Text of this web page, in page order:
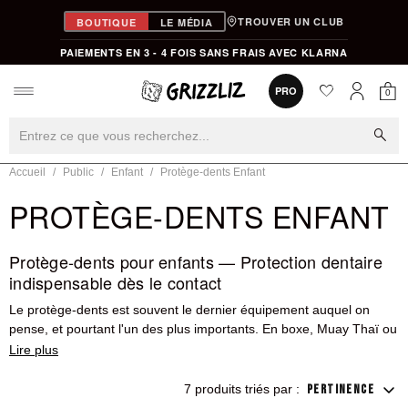
BOUTIQUE LE MÉDIA TROUVER UN CLUB
PAIEMENTS EN 3 - 4 FOIS SANS FRAIS AVEC KLARNA
PRO favorite0
0
search
Accueil Public Enfant Protège-dents Enfant
PROTÈGE-DENTS ENFANT
Protège-dents pour enfants — Protection dentaire
indispensable dès le contact
Le protège-dents est souvent le dernier équipement auquel on
pense, et pourtant l'un des plus importants. En boxe, Muay Thaï ou
MMA, un coup reçu sur la mâchoire sans protection peut provoquer
de l'articulation temporo-mandibulaire. Chez l'enfant, dont les dents
7 produits triés par : PERTINENCE